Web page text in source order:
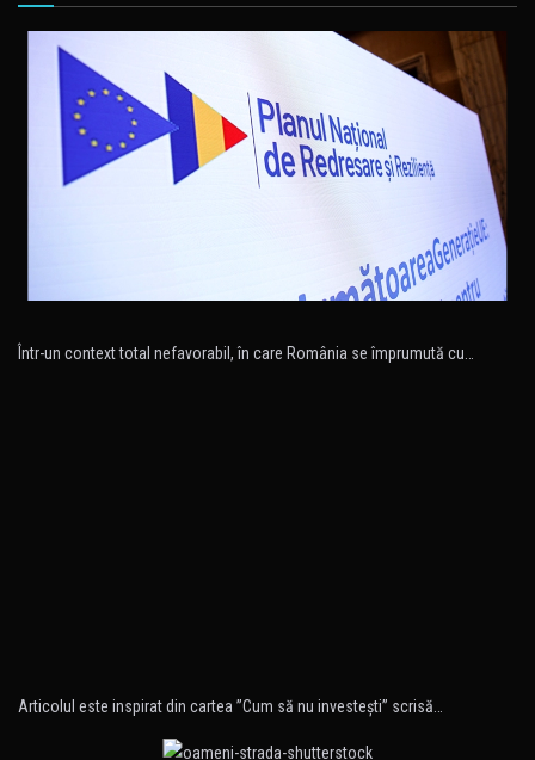
Într-un context total nefavorabil, în care România se împrumută cu…
Articolul este inspirat din cartea ”Cum să nu investeşti” scrisă…